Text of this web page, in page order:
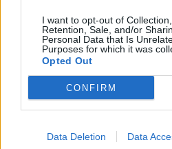
I want to opt-out of Collection,
Retention, Sale, and/or
Personal Data that Is
Purposes for which it was
Opted Out
CONFIRM
Data Deletion Data
in ospedale. Le